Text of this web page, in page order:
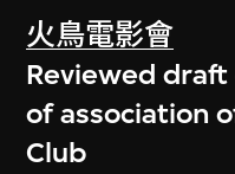
火鳥電影會
Reviewed
of association
Club